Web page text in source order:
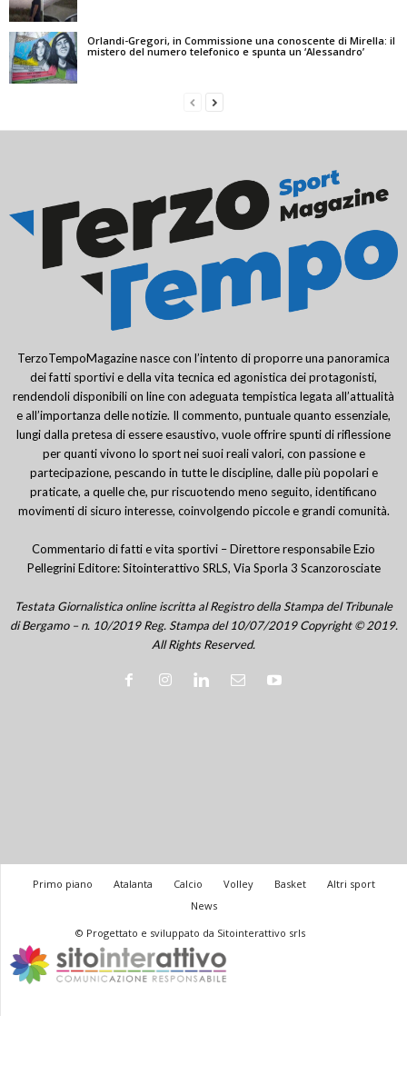
Orlandi-Gregori, in Commissione una conoscente di Mirella: il
mistero del numero telefonico e spunta un ‘Alessandro’
TerzoTempoMagazine nasce con l’intento di proporre una panoramica
dei fatti sportivi e della vita tecnica ed agonistica dei protagonisti,
rendendoli disponibili on line con adeguata tempistica legata all’attualità
e all’importanza delle notizie. Il commento, puntuale quanto essenziale,
lungi dalla pretesa di essere esaustivo, vuole offrire spunti di riflessione
per quanti vivono lo sport nei suoi reali valori, con passione e
partecipazione, pescando in tutte le discipline, dalle più popolari e
praticate, a quelle che, pur riscuotendo meno seguito, identificano
movimenti di sicuro interesse, coinvolgendo piccole e grandi comunità.
Commentario di fatti e vita sportivi – Direttore responsabile Ezio
Pellegrini Editore: Sitointerattivo SRLS, Via Sporla 3 Scanzorosciate
Testata Giornalistica online iscritta al Registro della Stampa del Tribunale
di Bergamo – n. 10/2019 Reg. Stampa del 10/07/2019 Copyright © 2019.
All Rights Reserved.
Primo piano Atalanta Calcio Volley Basket
Altri sport
News
© Progettato e sviluppato da Sitointerattivo srls